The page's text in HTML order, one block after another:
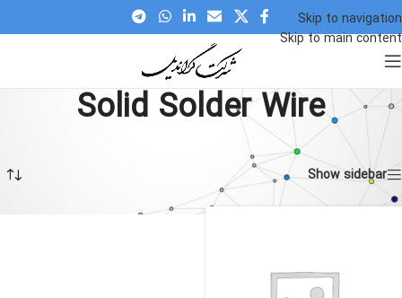
Skip to navigation
Skip to main content
Solid Solder Wire
Home » Solid Solder Wire
Show sidebar